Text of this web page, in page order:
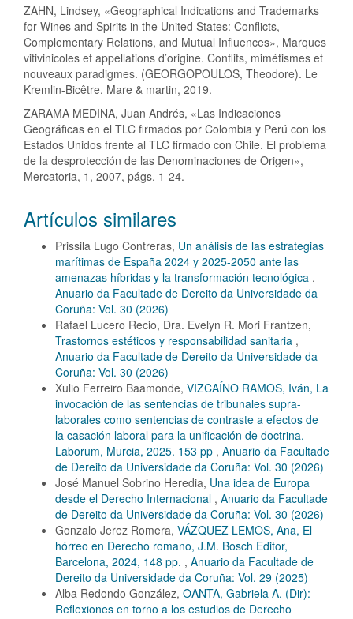
ZAHN, Lindsey, «Geographical Indications and Trademarks
for Wines and Spirits in the United States: Conflicts,
Complementary Relations, and Mutual Influences», Marques
vitivinicoles et appellations d’origine. Conflits, mimétismes et
nouveaux paradigmes. (GEORGOPOULOS, Theodore). Le
Kremlin-Bicêtre. Mare & martin, 2019.
ZARAMA MEDINA, Juan Andrés, «Las Indicaciones
Geográficas en el TLC firmados por Colombia y Perú con los
Estados Unidos frente al TLC firmado con Chile. El problema
de la desprotección de las Denominaciones de Origen»,
Mercatoria, 1, 2007, págs. 1-24.
Artículos similares
Prissila Lugo Contreras, Un análisis de las estrategias
marítimas de España 2024 y 2025-2050 ante las
amenazas híbridas y la transformación tecnológica ,
Anuario da Facultade de Dereito da Universidade da
Coruña: Vol. 30 (2026)
Rafael Lucero Recio, Dra. Evelyn R. Mori Frantzen,
Trastornos estéticos y responsabilidad sanitaria ,
Anuario da Facultade de Dereito da Universidade da
Coruña: Vol. 30 (2026)
Xulio Ferreiro Baamonde, VIZCAÍNO RAMOS, Iván, La
invocación de las sentencias de tribunales supra-
laborales como sentencias de contraste a efectos de
la casación laboral para la unificación de doctrina,
Laborum, Murcia, 2025. 153 pp , Anuario da Facultade
de Dereito da Universidade da Coruña: Vol. 30 (2026)
José Manuel Sobrino Heredia, Una idea de Europa
desde el Derecho Internacional , Anuario da Facultade
de Dereito da Universidade da Coruña: Vol. 30 (2026)
Gonzalo Jerez Romera, VÁZQUEZ LEMOS, Ana, El
hórreo en Derecho romano, J.M. Bosch Editor,
Barcelona, 2024, 148 pp. , Anuario da Facultade de
Dereito da Universidade da Coruña: Vol. 29 (2025)
Alba Redondo González, OANTA, Gabriela A. (Dir):
Reflexiones en torno a los estudios de Derecho